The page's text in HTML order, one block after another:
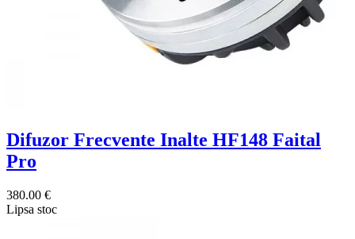
Difuzor Frecvente Inalte HF148 Faital
Pro
380.00 €
Lipsa stoc